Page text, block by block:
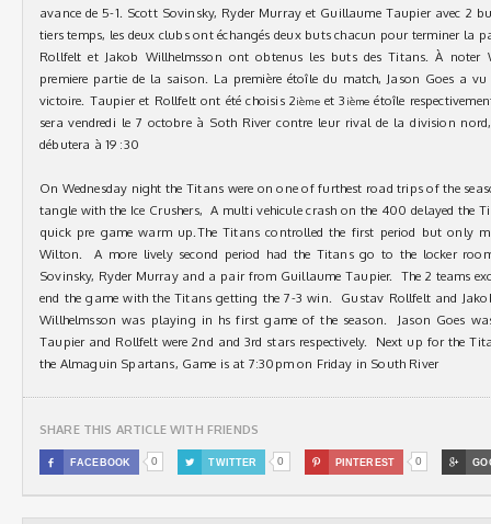
avance de 5-1. Scott Sovinsky, Ryder Murray et Guillaume Taupier avec 2
tiers temps, les deux clubs ont échangés deux buts chacun pour terminer la
Rollfelt et Jakob Willhelmsson ont obtenus les buts des Titans. À
premiere partie de la saison. La première étoîle du match, Jason Goes a
victoire. Taupier et Rollfelt ont été choisis 2ièmeet 3 ième étoîle
sera vendredi le 7 octobre à Soth River contre leur rival de la division
débutera à 19 :30
On Wednesday night the Titans were on one of furthest road trips of the
tangle with the Ice Crushers, A multi vehicule crash on the 400 delayed the
quick pre game warm up.The Titans controlled the first period but only
Wilton. A more lively second period had the Titans go to the locker
Sovinsky, Ryder Murray and a pair from Guillaume Taupier. The 2 teams
end the game with the Titans getting the 7-3 win. Gustav Rollfelt and
Willhelmsson was playing in hs first game of the season. Jason Goes
Taupier and Rollfelt were 2nd and 3rd stars respectively. Next up for the
the Almaguin Spartans, Game is at 7:30pm on Friday in South River
SHARE THIS ARTICLE WITH FRIENDS
 FACEBOOK 0  TWITTER 0  PINTEREST 0 